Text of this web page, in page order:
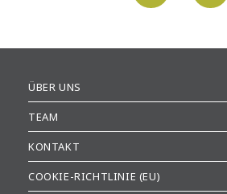
ÜBER UNS
TEAM
KONTAKT
COOKIE-RICHTLINIE (EU)